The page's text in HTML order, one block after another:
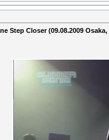
Step Closer (09.08.2009